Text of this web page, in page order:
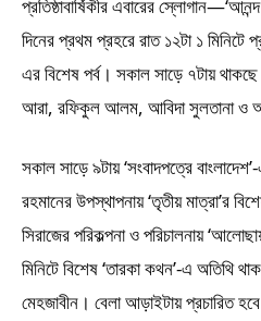
প্রতিষ্ঠাবার্ষিকীর এবারের
দিনের প্রথম প্রহরে রাত ১২টা ১ মিনিটে
এর বিশেষ পর্ব। সকাল সাড়ে ৭টায় থাকছে
আরা, রফিকুল আলম, আবিদা সুলতানা ও
সকাল সাড়ে ৯টায় ‘সংবাদপত্রে
রহমানের উপস্থাপনায় ‘তৃতীয় মাত্রা’র
সিরাজের পরিকল্পনা ও পরিচালনায়
মিনিটে বিশেষ ‘তারকা কথন’-এ অতিথি
মেহজাবীন। বেলা আড়াইটায় প্রচারিত